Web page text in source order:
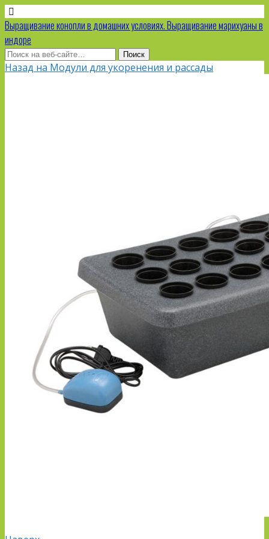
Выращивание конопли в домашних условиях. Выращивание марихуаны в
индоре
Назад на Модули для укоренения и рассады